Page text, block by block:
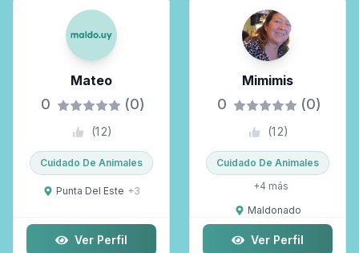
Mateo
0 (0)
(12)
Cuidado De Animales
Punta Del Este +3
Ver Perfil
Mimimis
0 (0)
(12)
Cuidado De Animales
+4 más
Maldonado
Ver Perfil